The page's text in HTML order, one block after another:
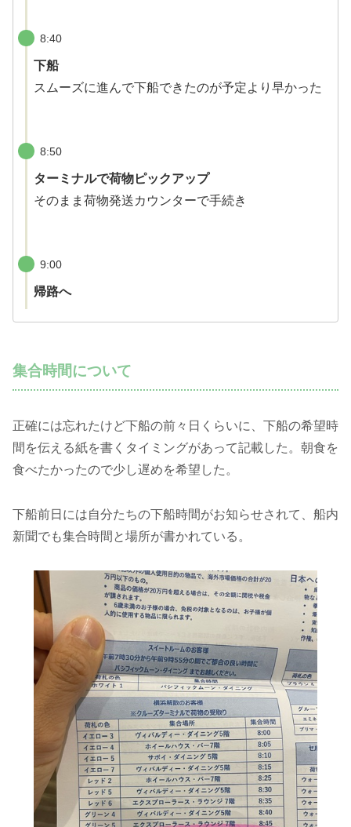
8:40
下船
スムーズに進んで下船できたのが予定より早かった
8:50
ターミナルで荷物ピックアップ
そのまま荷物発送カウンターで手続き
9:00
帰路へ
集合時間について
正確には忘れたけど下船の前々日くらいに、下船の希望時
間を伝える紙を書くタイミングがあって記載した。朝食を
食べたかったので少し遅めを希望した。
下船前日には自分たちの下船時間がお知らせされて、船内
新聞でも集合時間と場所が書かれている。